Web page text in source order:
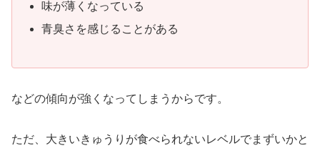
味が薄くなっている
青臭さを感じることがある
などの傾向が強くなってしまうからです。
ただ、大きいきゅうりが食べられないレベルでまずいかと